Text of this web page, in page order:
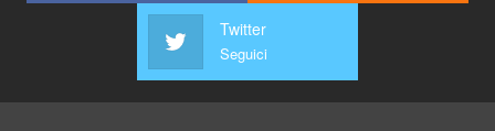
Twitter
Seguici